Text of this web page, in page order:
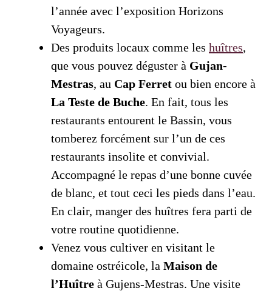
l’année avec l’exposition Horizons
Voyageurs.
Des produits locaux comme les huîtres,
que vous pouvez déguster à Gujan-
Mestras, au Cap Ferret ou bien encore à
La Teste de Buche. En fait, tous les
restaurants entourent le Bassin, vous
tomberez forcément sur l’un de ces
restaurants insolite et convivial.
Accompagné le repas d’une bonne cuvée
de blanc, et tout ceci les pieds dans l’eau.
En clair, manger des huîtres fera parti de
votre routine quotidienne.
Venez vous cultiver en visitant le
domaine ostréicole, la Maison de
l’Huître à Gujens-Mestras. Une visite